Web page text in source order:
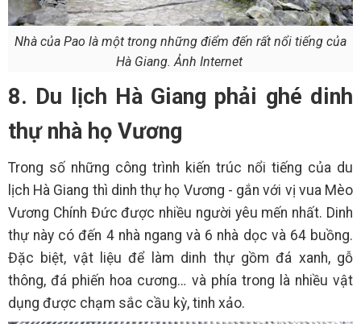
Nhà của Pao là một trong những điểm đến rất nổi tiếng của
Hà Giang. Ảnh Internet
8. Du lịch Hà Giang phải ghé dinh
thự nhà họ Vương
Trong số những công trình kiến trúc nổi tiếng của du
lịch Hà Giang thì dinh thự họ Vương - gắn với vị vua Mèo
Vương Chính Đức được nhiều người yêu mến nhất. Dinh
thự này có đến 4 nhà ngang và 6 nhà dọc và 64 buồng.
Đặc biệt, vật liệu để làm dinh thự gồm đá xanh, gỗ
thông, đá phiến hoa cương… và phía trong là nhiều vật
dụng được chạm sắc cầu kỳ, tinh xảo.